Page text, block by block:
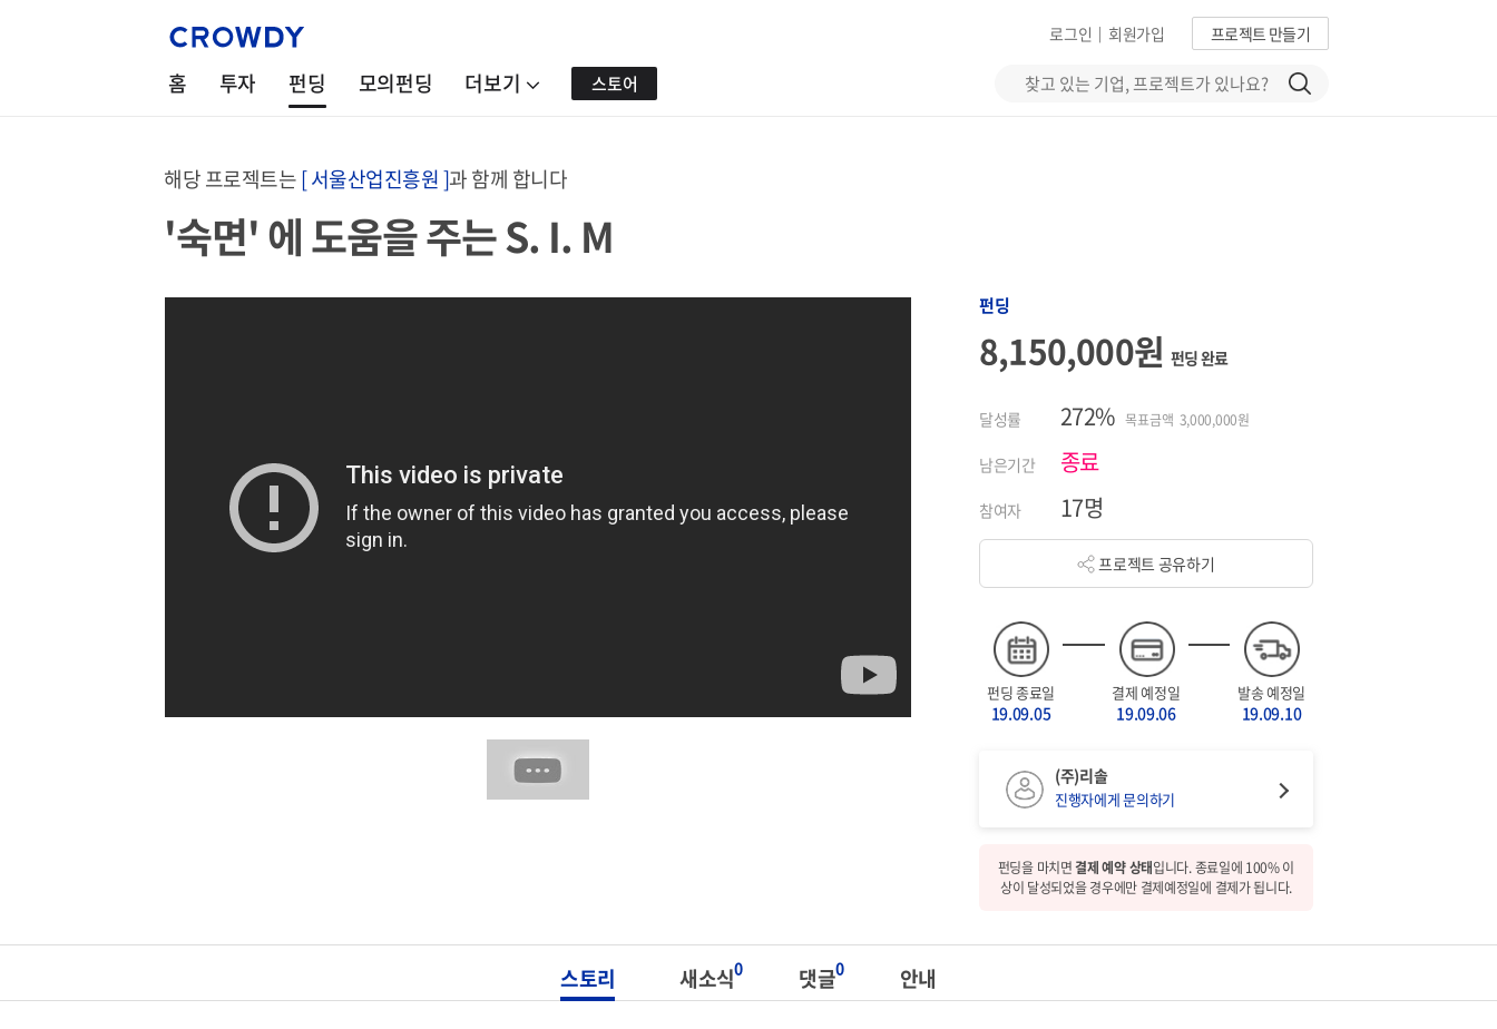
프로젝트 만들기
회원가입
|
로그인
홈 투자 펀딩 모의펀딩 더보기 스토어
해당 프로젝트는[ 서울산업진흥원 ]과 함께 합니다
'숙면' 에 도움을 주는 S. I. M
펀딩
8,150,000원펀딩 완료
달성률 272% 목표금액 3,000,000원
남은기간 종료
참여자 17명
프로젝트 공유하기
펀딩 종료일
19.09.05
결제 예정일
19.09.06
발송 예정일
19.09.10
(주)리솔
진행자에게 문의하기
펀딩을 마치면결제 예약 상태입니다. 종료일에 100% 이
상이 달성되었을 경우에만 결제예정일에 결제가 됩니다.
스토리 새소식0 댓글0 안내